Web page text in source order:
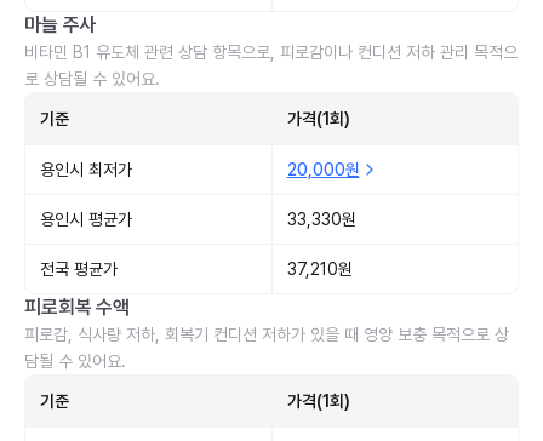
마늘 주사
비타민 B1 유도체 관련 상담 항목으로, 피로감이나 컨디션 저하 관리 목적으
로 상담될 수 있어요.
기준 가격(1회)
용인시 최저가 20,000원
용인시 평균가 33,330원
전국 평균가 37,210원
피로회복 수액
피로감, 식사량 저하, 회복기 컨디션 저하가 있을 때 영양 보충 목적으로 상
담될 수 있어요.
기준 가격(1회)